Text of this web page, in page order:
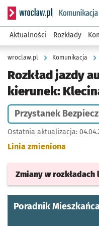
Serwis informacyjny
Aktualności Rozkłady
wroclaw.pl Komunikacja
Rozkład jazdy
kierunek:
Przystanek
Ostatnia aktualizacja:
Linia zmieniona
Zmiany w rozkładach
Poradnik